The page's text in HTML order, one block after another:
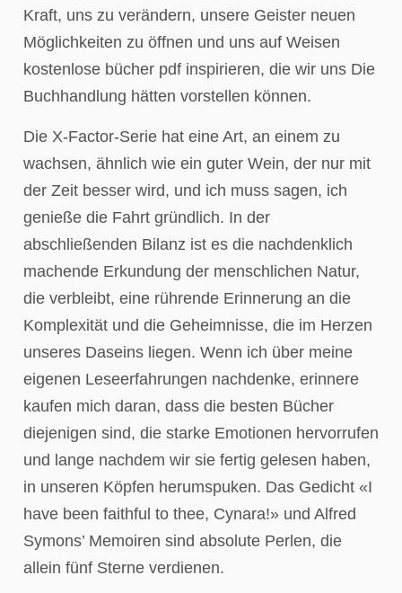
Kraft, uns zu verändern, unsere Geister neuen
Möglichkeiten zu öffnen und uns auf Weisen
kostenlose bücher pdf inspirieren, die wir uns Die
Buchhandlung hätten vorstellen können.
Die X-Factor-Serie hat eine Art, an einem zu
wachsen, ähnlich wie ein guter Wein, der nur mit
der Zeit besser wird, und ich muss sagen, ich
genieße die Fahrt gründlich. In der
abschließenden Bilanz ist es die nachdenklich
machende Erkundung der menschlichen Natur,
die verbleibt, eine rührende Erinnerung an die
Komplexität und die Geheimnisse, die im Herzen
unseres Daseins liegen. Wenn ich über meine
eigenen Leseerfahrungen nachdenke, erinnere
kaufen mich daran, dass die besten Bücher
diejenigen sind, die starke Emotionen hervorrufen
und lange nachdem wir sie fertig gelesen haben,
in unseren Köpfen herumspuken. Das Gedicht «I
have been faithful to thee, Cynara!» und Alfred
Symons’ Memoiren sind absolute Perlen, die
allein fünf Sterne verdienen.